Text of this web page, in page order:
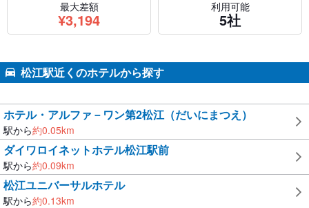
最大差額
¥3,194
円
利用可能
5社
松江駅近くのホテルから探す
ホテル・アルファ－ワン第2松江（だいにまつえ）
駅から約0.05km
ダイワロイネットホテル松江駅前
駅から約0.09km
松江ユニバーサルホテル
駅から約0.13km